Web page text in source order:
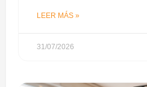
LEER MÁS »
31/07/2026